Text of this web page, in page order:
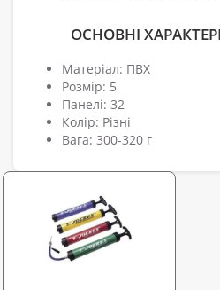
ОСНОВНІ
Матеріал: ПВХ
Розмір: 5
Панелі: 32
Колір: Різні
Вага: 300-320 г